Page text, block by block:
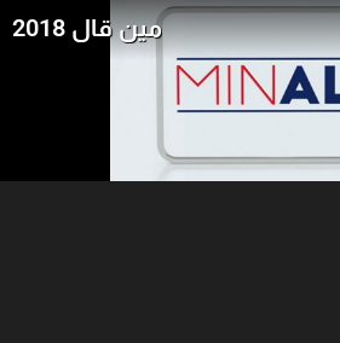
مين قال 2018